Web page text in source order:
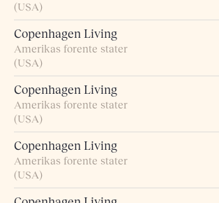
(USA)
Copenhagen Living
Amerikas forente stater
(USA)
Copenhagen Living
Amerikas forente stater
(USA)
Copenhagen Living
Amerikas forente stater
(USA)